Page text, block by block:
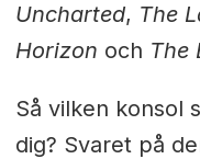
Uncharted, The
Horizon och The
Så vilken konsol
dig? Svaret på